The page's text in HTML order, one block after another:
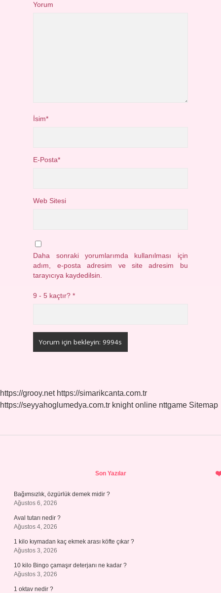
Yorum
İsim*
E-Posta*
Web Sitesi
Daha sonraki yorumlarımda kullanılması için
adım, e-posta adresim ve site adresim bu
tarayıcıya kaydedilsin.
9 - 5 kaçtır?*
https://grooy.net https://simarikcanta.com.tr
https://seyyahoglumedya.com.tr knight online nttgame Sitemap
Son Yazılar
Bağımsızlık, özgürlük demek midir ?
Ağustos 6, 2026
Aval tutarı nedir ?
Ağustos 4, 2026
1 kilo kıymadan kaç ekmek arası köfte çıkar ?
Ağustos 3, 2026
10 kilo Bingo çamaşır deterjanı ne kadar ?
Ağustos 3, 2026
1 oktav nedir ?